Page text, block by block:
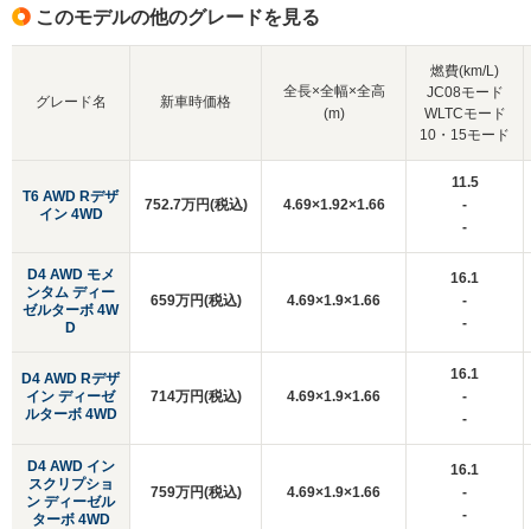
このモデルの他のグレードを見る
グレード名
T6 AWD Rデザ
イン 4WD
D4 AWD モメ
ンタム ディー
ゼルターボ 4W
D
D4 AWD Rデザ
イン ディーゼ
ルターボ 4WD
D4 AWD イン
スクリプショ
ン ディーゼル
ターボ 4WD
新車時価格
全長×全幅×全高
(m)
燃費(km/L)
JC08モード
WLTCモード
10・15モード
752.7万円(税込) 4.69×1.92×1.66
11.5
-
-
659万円(税込) 4.69×1.9×1.66
16.1
-
-
714万円(税込) 4.69×1.9×1.66
16.1
-
-
759万円(税込) 4.69×1.9×1.66
16.1
-
-